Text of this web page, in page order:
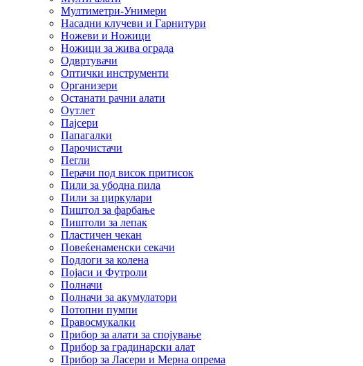
Мултиметри-Унимери
Насадни клучеви и Гарнитури
Ножеви и Ножици
Ножици за жива ограда
Одвртувачи
Оптички инструменти
Организери
Останати рачни алати
Оутлет
Пајсери
Папагалки
Парочистачи
Пегли
Перачи под висок притисок
Пили за убодна пила
Пили за циркулари
Пиштол за фарбање
Пиштоли за лепак
Пластичен чекан
Повеќенаменски секачи
Подлоги за колена
Појаси и Футроли
Полначи
Полначи за акумулатори
Потопни пумпи
Правосмукалки
Прибор за алати за спојување
Прибор за градинарски алат
Прибор за Ласери и Мерна опрема